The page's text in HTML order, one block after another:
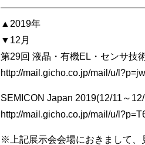
▲2019年
▼12月
第29回 液晶・有機EL・センサ技
http://mail.gicho.co.jp/mail/u/
SEMICON Japan 2019(12/11～
http://mail.gicho.co.jp/mail/u/
※上記展示会会場におきまして、